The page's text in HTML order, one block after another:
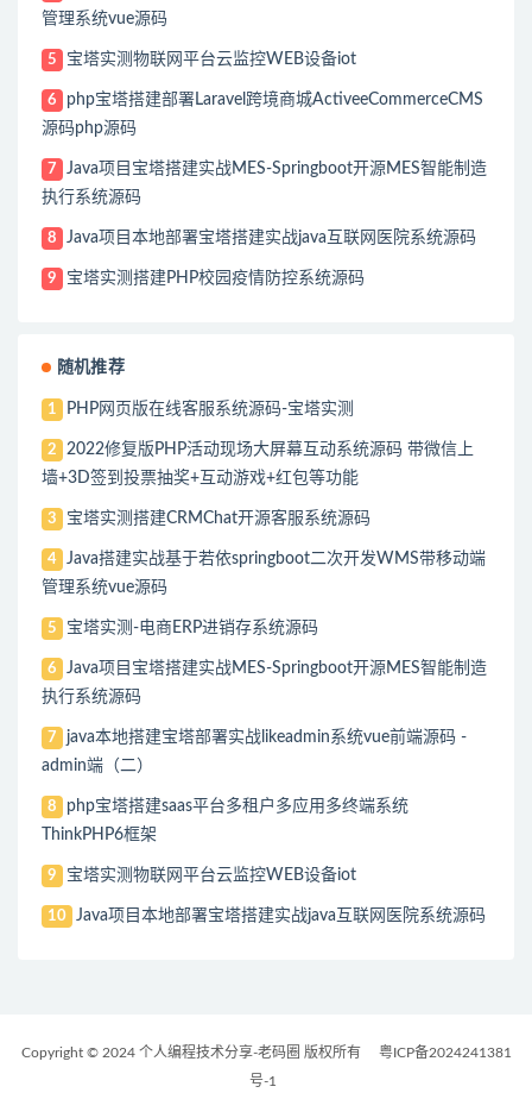
管理系统vue源码
5 宝塔实测物联网平台云监控WEB设备iot
6
php宝塔搭建部署Laravel跨境商城ActiveeCommerceCMS
源码php源码
7
Java项目宝塔搭建实战MES-Springboot开源MES智能制造
执行系统源码
8 Java项目本地部署宝塔搭建实战java互联网医院系统源码
9 宝塔实测搭建PHP校园疫情防控系统源码
随机推荐
1 PHP网页版在线客服系统源码-宝塔实测
2
2022修复版PHP活动现场大屏幕互动系统源码 带微信上
墙+3D签到投票抽奖+互动游戏+红包等功能
3 宝塔实测搭建CRMChat开源客服系统源码
4
Java搭建实战基于若依springboot二次开发WMS带移动端
管理系统vue源码
5 宝塔实测-电商ERP进销存系统源码
6
Java项目宝塔搭建实战MES-Springboot开源MES智能制造
执行系统源码
7
java本地搭建宝塔部署实战likeadmin系统vue前端源码 -
admin端（二）
8
php宝塔搭建saas平台多租户多应用多终端系统
ThinkPHP6框架
9 宝塔实测物联网平台云监控WEB设备iot
10 Java项目本地部署宝塔搭建实战java互联网医院系统源码
Copyright © 2024 个人编程技术分享-老码圈 版权所有
粤ICP备2024241381
号-1